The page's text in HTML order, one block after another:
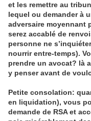
et les remettre au
lequel ou demander à
adversaire moyennant
serez accablé de
personne ne
nourrir entre-temps).
prendre un avocat? là
y penser avant de
Petite consolation:
en liquidation), vous
demande de RSA et